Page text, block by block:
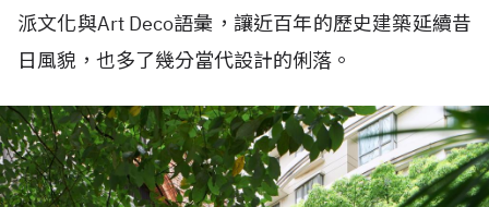
派文化與Art Deco語彙，讓近百年的歷史建築延續昔
日風貌，也多了幾分當代設計的俐落。